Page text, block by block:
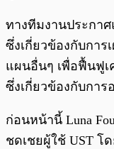
ทางทีมงานประกา
ซึ่งเกี่ยวข้องกับกา
แผนอื่นๆ เพื่อฟื้นฟู
ซึ่งเกี่ยวข้องกับการ
ก่อนหน้านี้ Luna
ชดเชยผู้ใช้ UST โ